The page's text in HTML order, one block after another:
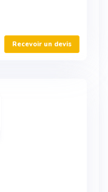
Recevoir un devis